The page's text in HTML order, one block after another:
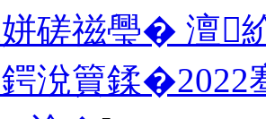
磋禌璺� 澶
涗簤鍒�2022